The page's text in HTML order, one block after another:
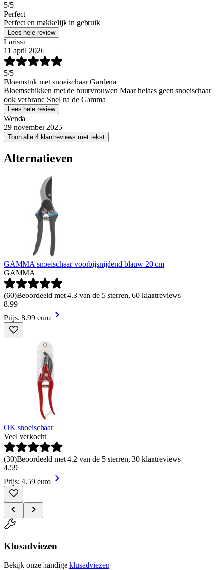
5/5
Perfect
Perfect en makkelijk in gebruik
Lees hele review
Larissa
11 april 2026
5/5
Bloemstuk met snoeischaar Gardena
Bloemschikken met de buurvrouwen Maar helaas geen snoeischaar
ook verbrand Snel na de Gamma
Lees hele review
Wenda
29 november 2025
Toon alle 4 klantreviews met tekst
Alternatieven
GAMMA snoeischaar voorbijsnijdend blauw 20 cm
GAMMA
(60)Beoordeeld met 4.3 van de 5 sterren, 60 klantreviews
8.99
Prijs: 8.99 euro
OK snoeischaar
Veel verkocht
(30)Beoordeeld met 4.2 van de 5 sterren, 30 klantreviews
4.59
Prijs: 4.59 euro
Klusadviezen
Bekijk onze handige klusadviezen